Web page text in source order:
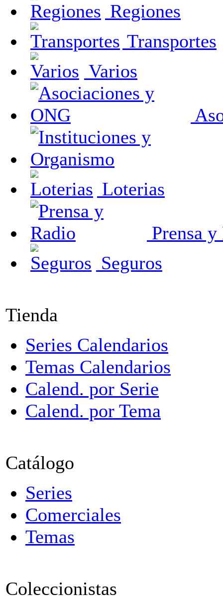
Regiones
Transportes
Varios
Loterias
Prensa
Seguros
Tienda
Series Calendarios
Temas Calendarios
Calend. por Serie
Calend. por Tema
Catálogo
Series
Comerciales
Temas
Coleccionistas